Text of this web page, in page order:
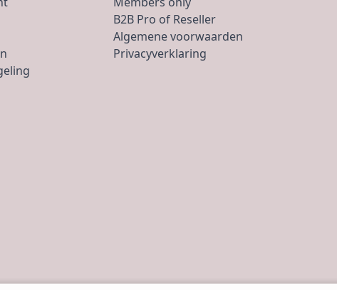
B2B Pro of Reseller
Algemene voorwaarden
Privacyverklaring